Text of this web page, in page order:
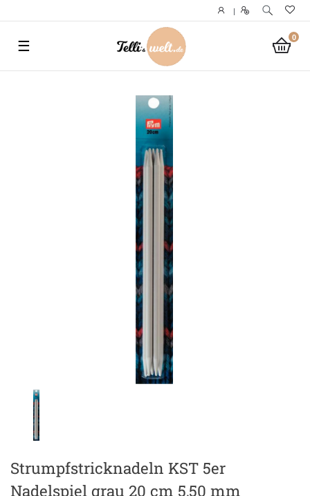
|
0
☰
Strumpfstricknadeln KST 5er
Nadelspiel grau 20 cm 5,50 mm